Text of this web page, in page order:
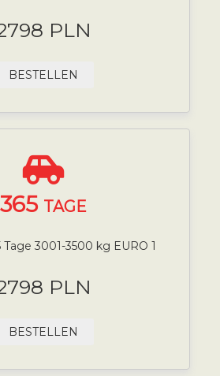
PLN
BESTELLEN
365 TAGE
3001-3500 kg EURO 1
PLN
BESTELLEN